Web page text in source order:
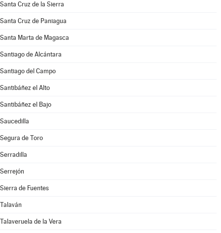
Santa Cruz de la Sierra
Santa Cruz de Paniagua
Santa Marta de Magasca
Santiago de Alcántara
Santiago del Campo
Santibáñez el Alto
Santibáñez el Bajo
Saucedilla
Segura de Toro
Serradilla
Serrejón
Sierra de Fuentes
Talaván
Talaveruela de la Vera